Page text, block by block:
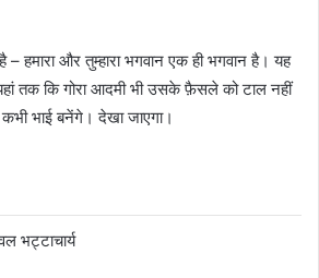
– हमारा और तुम्हारा भगवान एक ही भगवान है। यह
तक कि गोरा आदमी भी उसके फ़ैसले को टाल नहीं
भाई बनेंगे। देखा जाएगा।
भट्टाचार्य